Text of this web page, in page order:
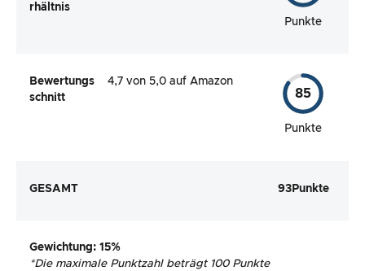
rhältnis
Punkte
Bewertungs
schnitt
4,7 von 5,0 auf Amazon
85
Punkte
GESAMT 93Punkte
Gewichtung: 15%
*Die maximale Punktzahl beträgt 100 Punkte